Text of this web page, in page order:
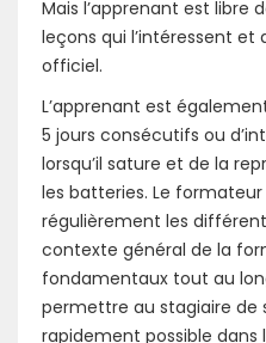
Mais l’apprenant est libre
leçons qui l’intéressent
officiel.
L’apprenant est
5 jours consécutifs ou
lorsqu’il sature et de la
les batteries. Le formateur
régulièrement les
contexte général de la
fondamentaux tout au
permettre au stagiaire de
rapidement possible